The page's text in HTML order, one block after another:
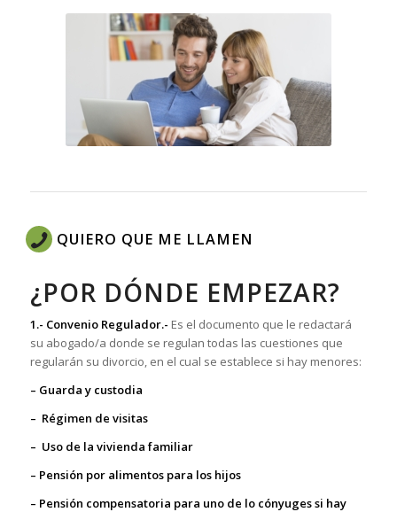
QUIERO QUE ME LLAMEN
¿POR DÓNDE EMPEZAR?
1.- Convenio Regulador.- Es el documento que le redactará
su abogado/a donde se regulan todas las cuestiones que
regularán su divorcio, en el cual se establece si hay menores:
– Guarda y custodia
– Régimen de visitas
– Uso de la vivienda familiar
– Pensión por alimentos para los hijos
– Pensión compensatoria para uno de lo cónyuges si hay